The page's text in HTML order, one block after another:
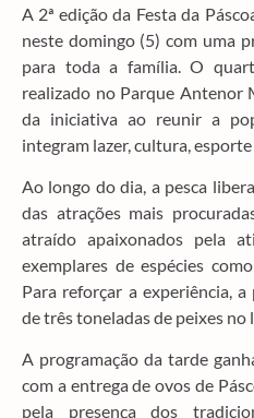
A 2ª edição da Festa da
neste domingo (5) com uma
para toda a família. O
realizado no Parque Antenor
da iniciativa ao reunir a
integram lazer, cultura,
Ao longo do dia, a pesca
das atrações mais
atraído apaixonados pela
exemplares de espécies
Para reforçar a experiência,
de três toneladas de peixes no
A programação da tarde
com a entrega de ovos de
pela presença dos